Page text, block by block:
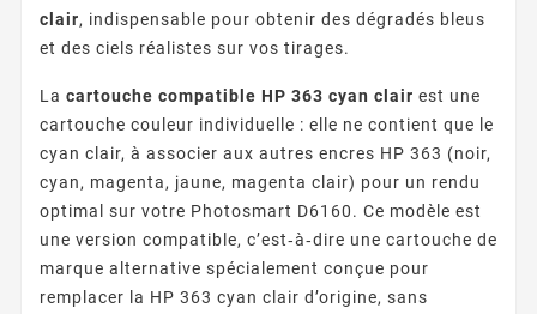
clair, indispensable pour obtenir des dégradés bleus
et des ciels réalistes sur vos tirages.
La cartouche compatible HP 363 cyan clair est une
cartouche couleur individuelle : elle ne contient que le
cyan clair, à associer aux autres encres HP 363 (noir,
cyan, magenta, jaune, magenta clair) pour un rendu
optimal sur votre Photosmart D6160. Ce modèle est
une version compatible, c’est‑à‑dire une cartouche de
marque alternative spécialement conçue pour
remplacer la HP 363 cyan clair d’origine, sans